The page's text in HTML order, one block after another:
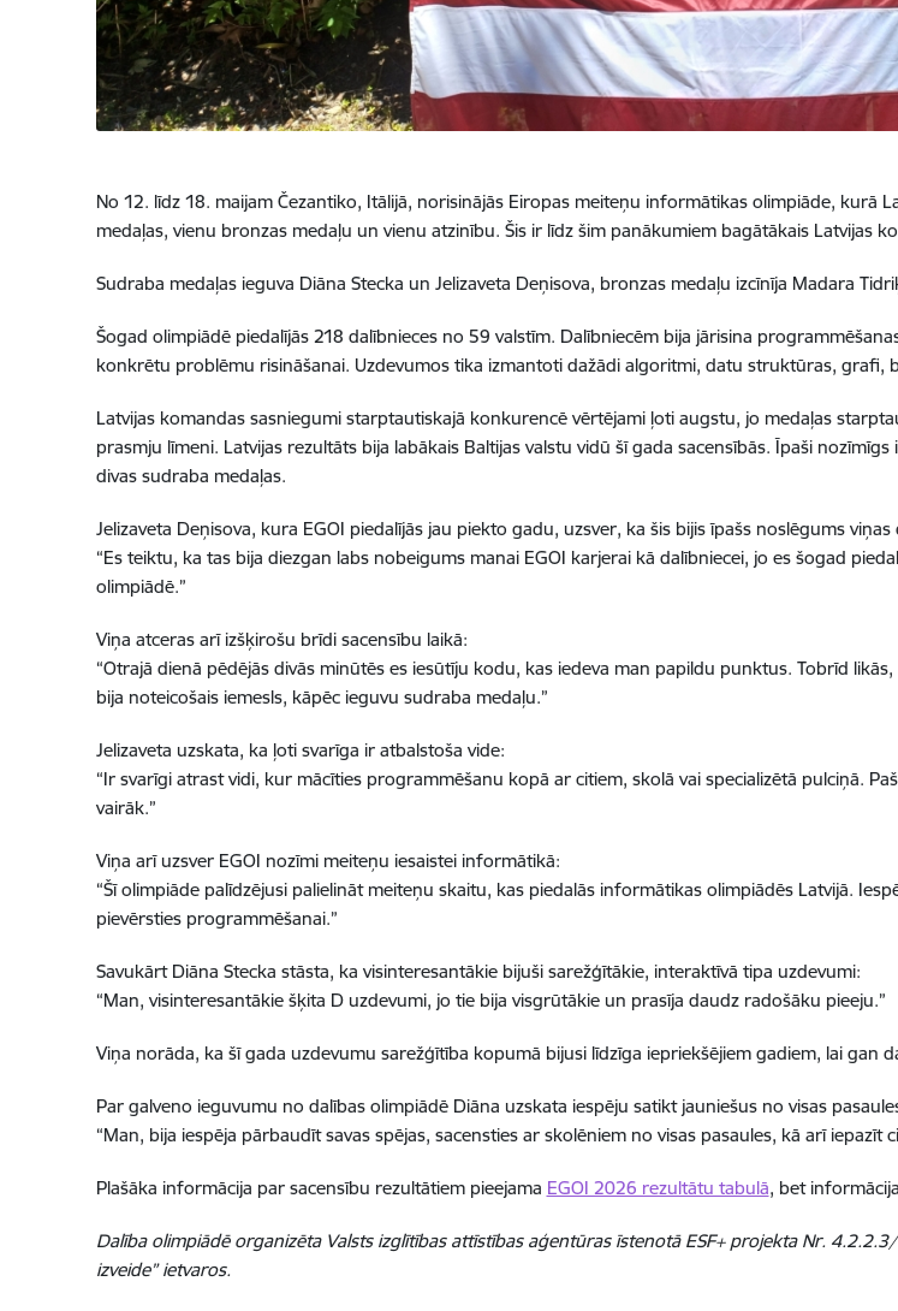
No 12. līdz 18. maijam Čezantiko, Itālijā, norisinājās Eiropas meiteņu informātikas olimpiāde, kurā
medaļas, vienu bronzas medaļu un vienu atzinību. Šis ir līdz šim panākumiem bagātākais Latvijas
Sudraba medaļas ieguva Diāna Stecka un Jelizaveta Deņisova, bronzas medaļu izcīnīja Madara
Šogad olimpiādē piedalījās 218 dalībnieces no 59 valstīm. Dalībniecēm bija jārisina
konkrētu problēmu risināšanai. Uzdevumos tika izmantoti dažādi algoritmi, datu struktūras, grafi,
Latvijas komandas sasniegumi starptautiskajā konkurencē vērtējami ļoti augstu, jo medaļas
prasmju līmeni. Latvijas rezultāts bija labākais Baltijas valstu vidū šī gada sacensībās. Īpaši
divas sudraba medaļas.
Jelizaveta Deņisova, kura EGOI piedalījās jau piekto gadu, uzsver, ka šis bijis īpašs noslēgums
“Es teiktu, ka tas bija diezgan labs nobeigums manai EGOI karjerai kā dalībniecei, jo es šogad
olimpiādē.”
Viņa atceras arī izšķirošu brīdi sacensību laikā:
“Otrajā dienā pēdējās divās minūtēs es iesūtīju kodu, kas iedeva man papildu punktus. Tobrīd
bija noteicošais iemesls, kāpēc ieguvu sudraba medaļu.”
Jelizaveta uzskata, ka ļoti svarīga ir atbalstoša vide:
“Ir svarīgi atrast vidi, kur mācīties programmēšanu kopā ar citiem, skolā vai specializētā pulciņā.
vairāk.”
Viņa arī uzsver EGOI nozīmi meiteņu iesaistei informātikā:
“Šī olimpiāde palīdzējusi palielināt meiteņu skaitu, kas piedalās informātikas olimpiādēs Latvijā.
pievērsties programmēšanai.”
Savukārt Diāna Stecka stāsta, ka visinteresantākie bijuši sarežģītākie, interaktīvā tipa uzdevumi:
“Man, visinteresantākie šķita D uzdevumi, jo tie bija visgrūtākie un prasīja daudz radošāku pieeju.”
Viņa norāda, ka šī gada uzdevumu sarežģītība kopumā bijusi līdzīga iepriekšējiem gadiem, lai gan
Par galveno ieguvumu no dalības olimpiādē Diāna uzskata iespēju satikt jauniešus no visas
“Man, bija iespēja pārbaudīt savas spējas, sacensties ar skolēniem no visas pasaules, kā arī
Plašāka informācija par sacensību rezultātiem pieejama EGOI 2026 rezultātu tabulā, bet
Dalība olimpiādē organizēta Valsts izglītības attīstības aģentūras īstenotā ESF+ projekta Nr.
izveide” ietvaros.